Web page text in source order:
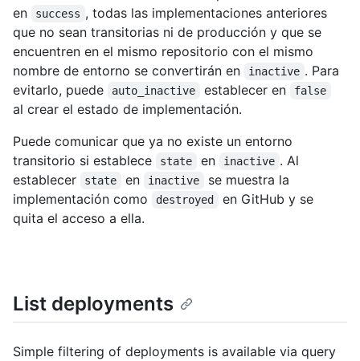
en
success , todas las implementaciones anteriores
que no sean transitorias ni de producción y que se
encuentren en el mismo repositorio con el mismo
nombre de entorno se convertirán en
inactive . Para
evitarlo, puede
auto_inactive establecer en false
al crear el estado de implementación.
Puede comunicar que ya no existe un entorno
transitorio si establece
state en inactive . Al
establecer
state en inactive
se muestra la
implementación como
destroyed
en GitHub y se
quita el acceso a ella.
List deployments
Simple filtering of deployments is available via query